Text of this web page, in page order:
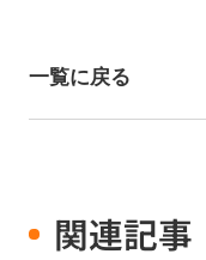
一覧に戻る
関連記事